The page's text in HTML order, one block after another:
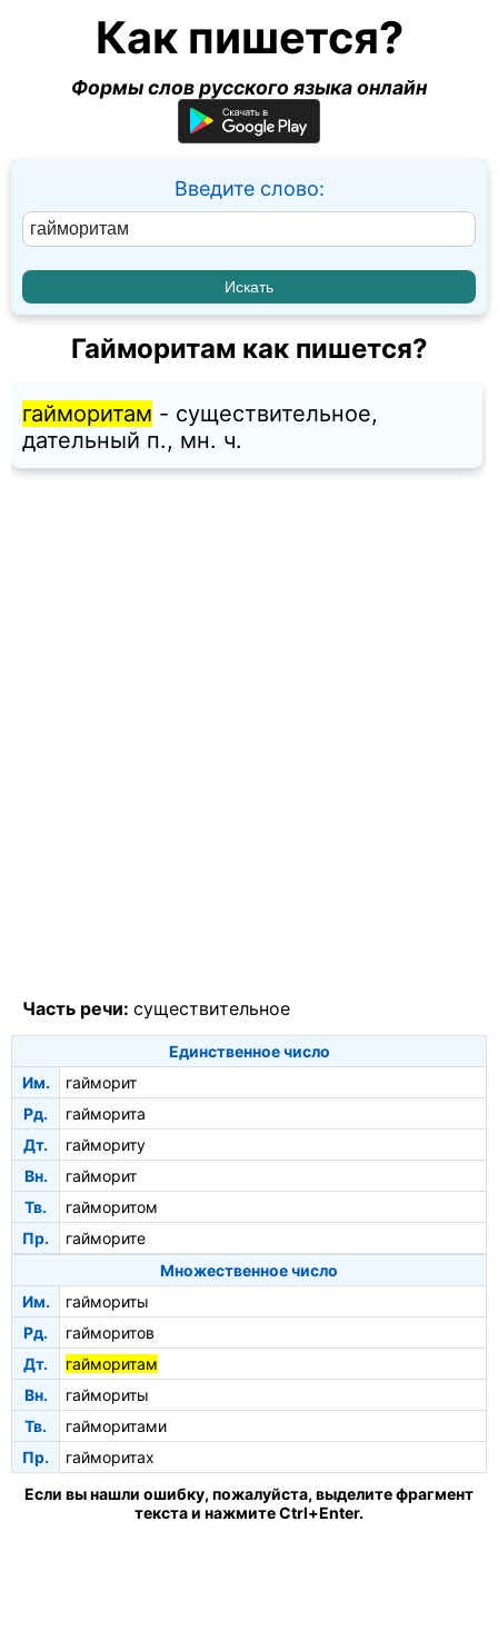
Как пишется?
Формы слов русского языка онлайн
Введите слово:
Гайморитам как пишется?
гайморитам - существительное,
дательный п., мн. ч.
Часть речи: существительное
Единственное число
Им.
гайморит
Рд.
гайморита
Дт.
гаймориту
Вн.
гайморит
Тв.
гайморитом
Пр.
гайморите
Множественное число
Им.
гаймориты
Рд.
гайморитов
Дт.
гайморитам
Вн.
гаймориты
Тв.
гайморитами
Пр.
гайморитах
Если вы нашли ошибку, пожалуйста, выделите фрагмент
текста и нажмите Ctrl+Enter.